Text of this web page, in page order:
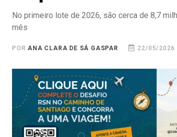
No primeiro lote de 2026, são cerca de 8,7
mês
PORANA CLARA DE SÁ GASPAR 22/05/2026